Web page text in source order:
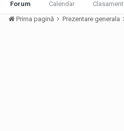
Forum Calendar Clasament
Prima pagină Prezentare generala